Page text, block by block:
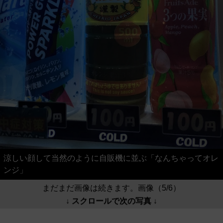
涼しい顔して当然のように自販機に並ぶ「なんちゃってオレ
ンジ」
まだまだ画像は続きます。画像（5/6）
↓ スクロールで次の写真 ↓